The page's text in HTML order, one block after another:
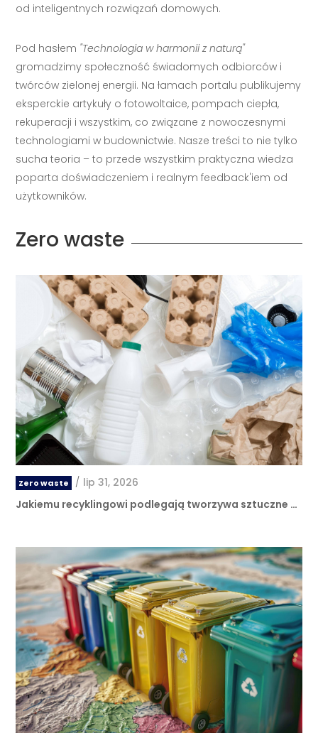
od inteligentnych rozwiązań domowych.
Pod hasłem "Technologia w harmonii z naturą"
gromadzimy społeczność świadomych odbiorców i
twórców zielonej energii. Na łamach portalu publikujemy
eksperckie artykuły o fotowoltaice, pompach ciepła,
rekuperacji i wszystkim, co związane z nowoczesnymi
technologiami w budownictwie. Nasze treści to nie tylko
sucha teoria – to przede wszystkim praktyczna wiedza
poparta doświadczeniem i realnym feedback'iem od
użytkowników.
Zero waste
Zero waste / lip 31, 2026
Jakiemu recyklingowi podlegają tworzywa sztuczne …